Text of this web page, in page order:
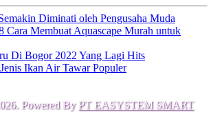
Diminati oleh Pengusaha Muda
Cara Membuat Aquascape Murah untuk
Di Bogor 2022 Yang Lagi Hits
Ikan Air Tawar Populer
Powered By PT EASYSTEM SMART